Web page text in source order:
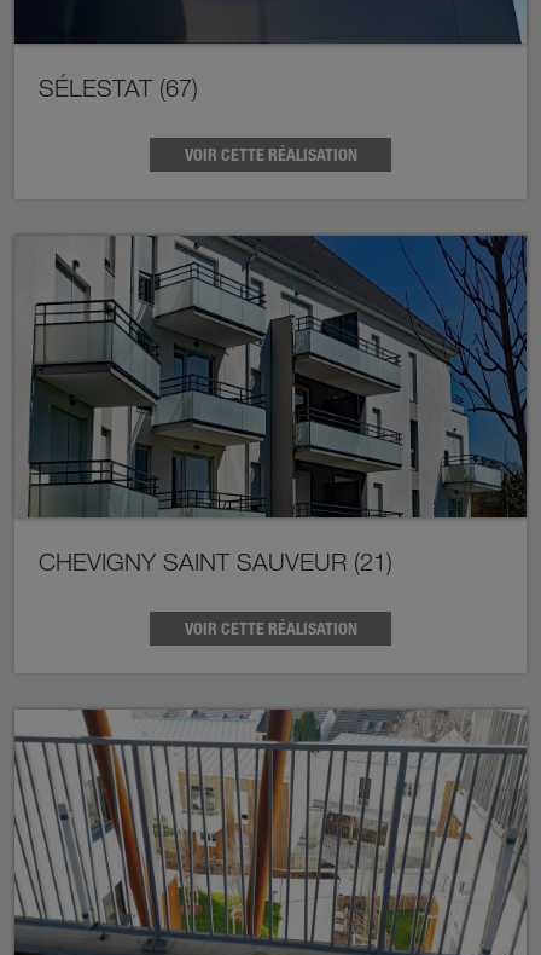
SÉLESTAT (67)
VOIR CETTE RÉALISATION
CHEVIGNY SAINT SAUVEUR (21)
VOIR CETTE RÉALISATION